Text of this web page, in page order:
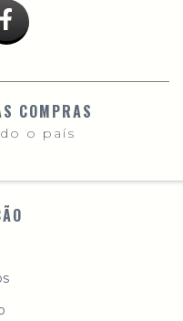
COMPRAS
o país